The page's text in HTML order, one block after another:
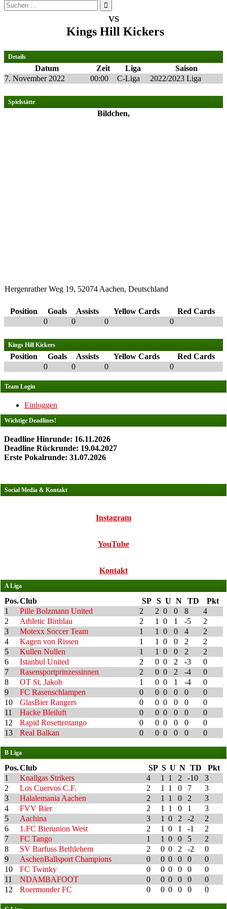
Suchen
nach:
vs
Kings Hill Kickers
Details
Datum Zeit Liga
Saison
7. November 2022
00:00 C-Liga 2022/2023 Liga
Spielstätte
Bildchen,
Hergenrather Weg 19, 52074 Aachen, Deutschland
Position Goals Assists Yellow Cards
Red Cards
0
0 0 0
Kings Hill Kickers
Position Goals Assists Yellow Cards
Red Cards
0
0 0 0
Team Login
Einloggen
Wichtige Deadlines!
Deadline Hinrunde: 16.11.2026
Deadline Rückrunde: 19.04.2027
Erste Pokalrunde: 31.07.2026
Social Media & Kontakt
Instagram
YouTube
Kontakt
A Liga
Pos.Club SP S U N TD
Pkt
1
Pille Bolzmann United 2 2 0 0 8
4
2
Athletic Binblau 2 1 0 1 -5
2
3
Motexx Soccer Team 1 1 0 0 4
2
4
Kagen von Rissen 1 1 0 0 2
2
5
Kullen Nullen 1 1 0 0 2
2
6
Istanbul United 2 0 0 2 -3
0
7
Rasensportprinzessinnen 2 0 0 2 -4
0
8
OT St. Jakob 1 0 0 1 -4
0
9
FC Rasenschlampen 0 0 0 0 0
0
10
GlasBier Rangers 0 0 0 0 0
0
11
Hacke Bleiluft 0 0 0 0 0
0
12
Rapid Rosettentango 0 0 0 0 0
0
13
Real Balkan 0 0 0 0 0 0
B Liga
Pos.Club SP S U N TD
Pkt
1
Knallgas Strikers 4 1 1 2 -10
3
2
Los Cuervos C.F. 2 1 1 0 7
3
3
Halalemania Aachen 2 1 1 0 2
3
4
FVV Bier 2 1 1 0 1
3
5
Aachina 3 1 0 2 -2
2
6
1.FC Bierunion West 2 1 0 1 -1
2
7
FC Tango 1 1 0 0 5
2
8
SV Barfuss Bethlehem 2 0 0 2 -2
0
9
AschenBallsport Champions 0 0 0 0 0
0
10
FC Twinky 0 0 0 0 0
0
11
NDAMBAFOOT 0 0 0 0 0
0
12
Roermonder FC 0 0 0 0 0 0